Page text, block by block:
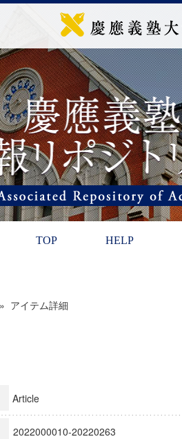
TOP HELP
アイテム詳細
Article
2022000010-20220263